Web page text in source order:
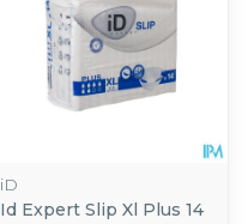
iD
Id Expert Slip Xl Plus 14